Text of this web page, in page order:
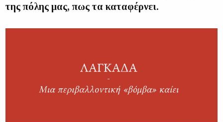
της πόλης μας, πως τα καταφέρνει.